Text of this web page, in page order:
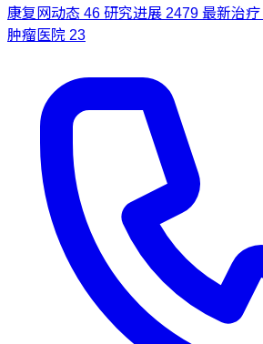
康复网动态46研究进展2479最新治疗
肿瘤医院23